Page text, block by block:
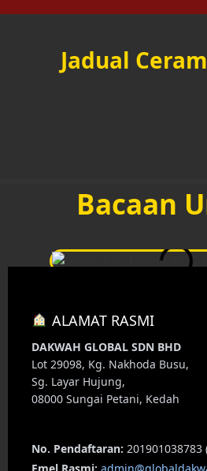
Jadual
Bacaan
MEDIA
ALAMAT RASMI
DAKWAH GLOBAL SDN BHD
Lot 29098, Kg. Nakhoda Busu,
Sg. Layar Hujung,
08000 Sungai Petani, Kedah
No. Pendaftaran: 201901038783